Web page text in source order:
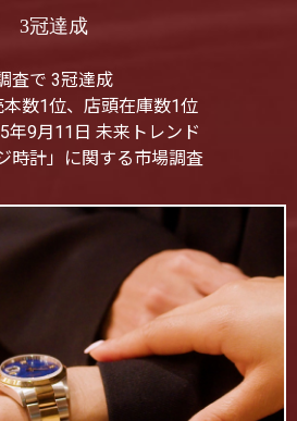
3冠達成
査で 3冠達成
数1位、店頭在庫数1位
9月11日 未来トレンド
時計」に関する市場調査